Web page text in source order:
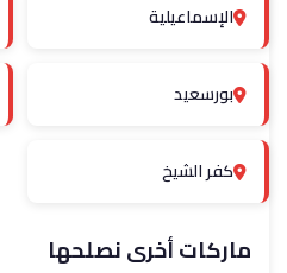
الإسماعيلية
بورسعيد
كفر الشيخ
ماركات أخرى نصلحها